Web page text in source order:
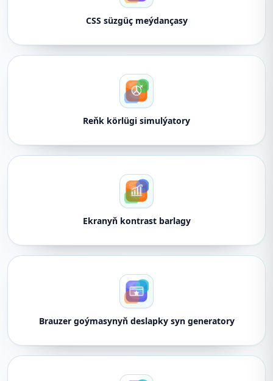
CSS süzgüç meýdançasy
Reňk körlügi simulýatory
Ekranyň kontrast barlagy
Brauzer goýmasynyň deslapky syn generatory